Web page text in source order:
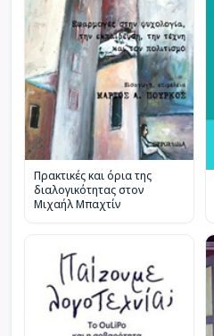
Πρακτικές και όρια της
διαλογικότητας στον
Μιχαήλ Μπαχτίν